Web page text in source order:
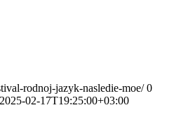
rodnoj-jazyk-nasledie-moe/ 0
2025-02-17T19:25:00+03:00